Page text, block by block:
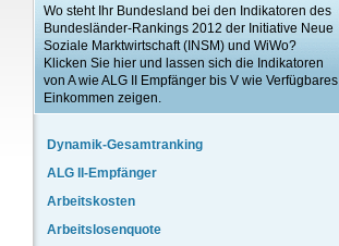
Wo steht Ihr Bundesland bei den Indikatoren des
Bundesländer-Rankings 2012 der Initiative Neue
Soziale Marktwirtschaft (INSM) und WiWo?
Klicken Sie hier und lassen sich die Indikatoren
von A wie ALG II Empfänger bis V wie Verfügbares
Einkommen zeigen.
Dynamik-Gesamtranking
ALG II-Empfänger
Arbeitskosten
Arbeitslosenquote